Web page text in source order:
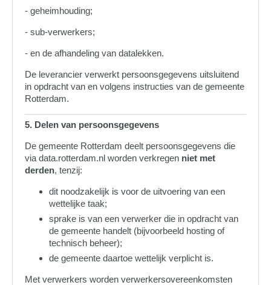
- geheimhouding;
- sub-verwerkers;
- en de afhandeling van datalekken.
De leverancier verwerkt persoonsgegevens uitsluitend
in opdracht van en volgens instructies van de gemeente
Rotterdam.
5. Delen van persoonsgegevens
De gemeente Rotterdam deelt persoonsgegevens die
via data.rotterdam.nl worden verkregen niet met
derden, tenzij:
dit noodzakelijk is voor de uitvoering van een
wettelijke taak;
sprake is van een verwerker die in opdracht van
de gemeente handelt (bijvoorbeeld hosting of
technisch beheer);
de gemeente daartoe wettelijk verplicht is.
Met verwerkers worden verwerkersovereenkomsten